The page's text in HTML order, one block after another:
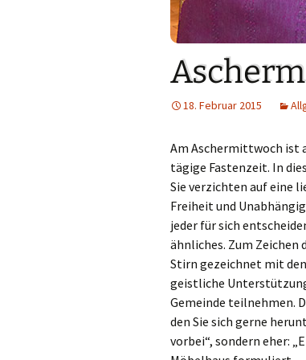
18. Februar 2015
Am Aschermittwoch ist
tägige Fastenzeit. In
Sie verzichten auf eine
Freiheit und
jeder für sich
ähnliches. Zum Zeichen
Stirn gezeichnet mit
geistliche
Gemeinde teilnehmen.
den Sie sich gerne
vorbei“, sondern eher: